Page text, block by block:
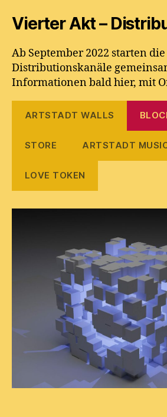
Vierter Akt –
Ab September 2022 starten
Distributionskanäle
Informationen bald hier, mit
ARTSTADT WALLS
STORE ARTSTADT
LOVE TOKEN